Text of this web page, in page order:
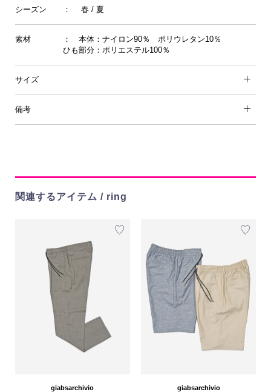
シーズン ： 春 / 夏
素材
： 本体：ナイロン90％ ポリウレタン10％
ひも部分：ポリエステル100％
サイズ
備考
関連するアイテム / ring
giabsarchivio giabsarchivio